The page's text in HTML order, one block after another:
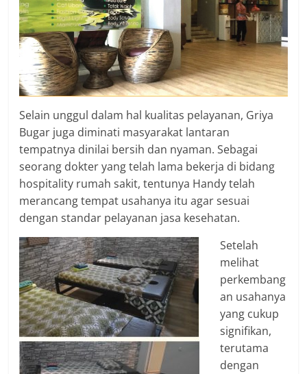
Selain unggul dalam hal kualitas pelayanan, Griya
Bugar juga diminati masyarakat lantaran
tempatnya dinilai bersih dan nyaman. Sebagai
seorang dokter yang telah lama bekerja di bidang
hospitality rumah sakit, tentunya Handy telah
merancang tempat usahanya itu agar sesuai
dengan standar pelayanan jasa kesehatan.
Setelah
melihat
perkembang
an usahanya
yang cukup
signifikan,
terutama
dengan